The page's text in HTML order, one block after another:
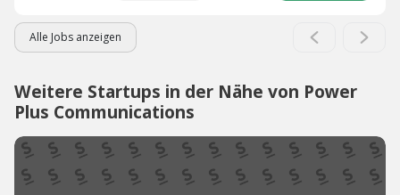
Alle Jobs anzeigen
Weitere Startups in der Nähe von Power
Plus Communications